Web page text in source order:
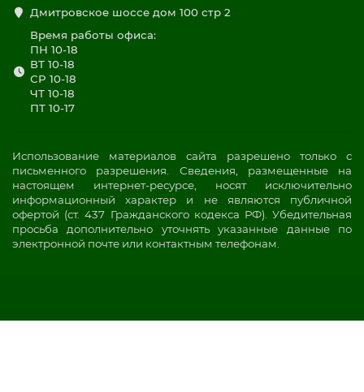
Дмитровское шоссе дом 100 стр 2
Время работы офиса:
ПН 10-18
ВТ 10-18
СР 10-18
ЧТ 10-18
ПТ 10-17
Использование материалов сайта разрешено только с
письменного разрешения. Сведения, размещенные на
настоящем интернет-ресурсе, носят исключительно
информационный характер и не являются публичной
офертой (ст. 437 Гражданского кодекса РФ). Убедительная
просьба дополнительно уточнять указанные данные по
электронной почте или контактным телефонам.